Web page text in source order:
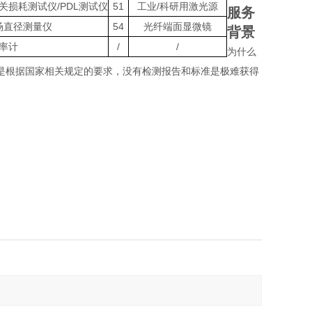
损耗测试仪/PDL测试仪 51
工业/科研用激光源
直径测量仪
54
光纤端面显微镜
计
/ /
服务
背景
为什么
据国家相关规定的要求，没有检测报告和标准是极难获得